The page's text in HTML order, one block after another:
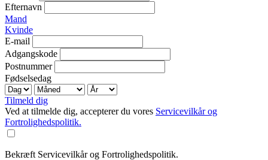
Efternavn
Mand
Kvinde
E-mail
Adgangskode
Postnummer
Fødselsedag
Tilmeld dig
Ved at tilmelde dig, accepterer du vores Servicevilkår og
Fortrolighedspolitik.
Bekræft Servicevilkår og Fortrolighedspolitik.